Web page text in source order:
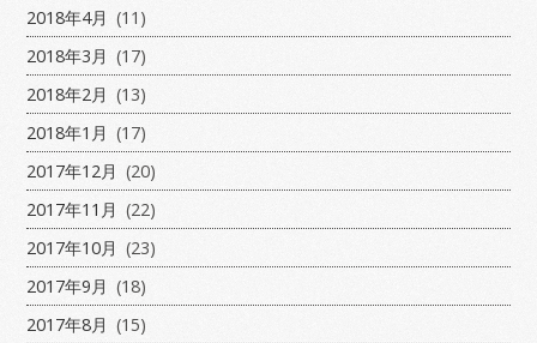
2018年4月 (11)
2018年3月 (17)
2018年2月 (13)
2018年1月 (17)
2017年12月 (20)
2017年11月 (22)
2017年10月 (23)
2017年9月 (18)
2017年8月 (15)